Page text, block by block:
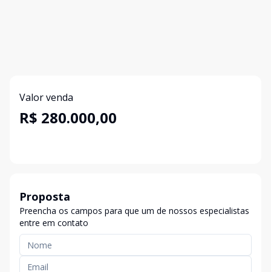
Valor venda
R$ 280.000,00
Proposta
Preencha os campos para que um de nossos especialistas
entre em contato